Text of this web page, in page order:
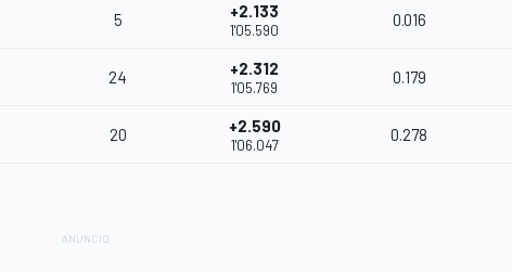
5 +2.133
1'05.590
0.016
24 +2.312
1'05.769
0.179
20 +2.590
1'06.047
0.278